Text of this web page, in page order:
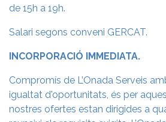
de 15h a 19h.
Salari segons conveni GERCAT.
INCORPORACIÓ IMMEDIATA.
Compromís de L’Onada Serveis
igualtat d'oportunitats, és per
nostres ofertes estan dirigides a